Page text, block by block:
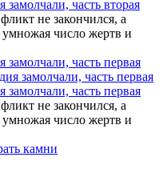
замолчали, часть вторая
не закончился, а
число жертв и
замолчали, часть первая
замолчали, часть первая
не закончился, а
число жертв и
камни